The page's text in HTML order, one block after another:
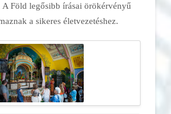
A Föld legősibb írásai örökérvényű
a sikeres életvezetéshez.